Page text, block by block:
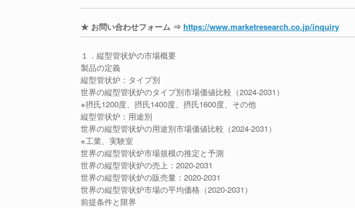
★ お問い合わせフォーム ⇒ https://www.marketresearch.co.jp/inquiry
１．縦型管状炉の市場概要
製品の定義
縦型管状炉：タイプ別
世界の縦型管状炉のタイプ別市場価値比較（2024-2031）
※摂氏1200度、摂氏1400度、摂氏1600度、その他
縦型管状炉：用途別
世界の縦型管状炉の用途別市場価値比較（2024-2031）
※工業、実験室
世界の縦型管状炉市場規模の推定と予測
世界の縦型管状炉の売上：2020-2031
世界の縦型管状炉の販売量：2020-2031
世界の縦型管状炉市場の平均価格（2020-2031）
前提条件と限界